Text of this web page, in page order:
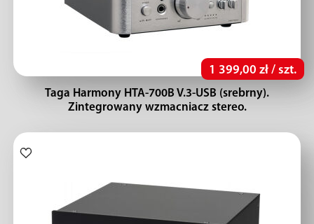
1 399,00 zł / szt.
Taga Harmony HTA-700B V.3-USB (srebrny).
Zintegrowany wzmacniacz stereo.